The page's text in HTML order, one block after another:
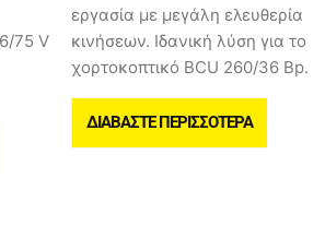
75 V
εργασία με μεγάλη ελευθερία
κινήσεων. Ιδανική λύση για το
χορτοκοπτικό BCU 260/36 Bp.
ΔΙΑΒΆΣΤΕ ΠΕΡΙΣΣΌΤΕΡΑ